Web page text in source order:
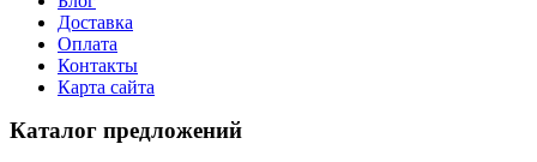
Доставка
Оплата
Контакты
Карта сайта
Каталог предложений